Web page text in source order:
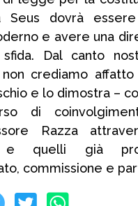
Seus dovrà
e avere una
Dal canto
non crediamo
e lo dimostra –
di
Razza
e quelli già
commissione e